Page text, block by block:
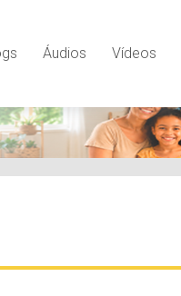
Áudios Vídeos